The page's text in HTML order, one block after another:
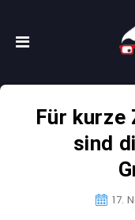
Für kurze
sind
17.